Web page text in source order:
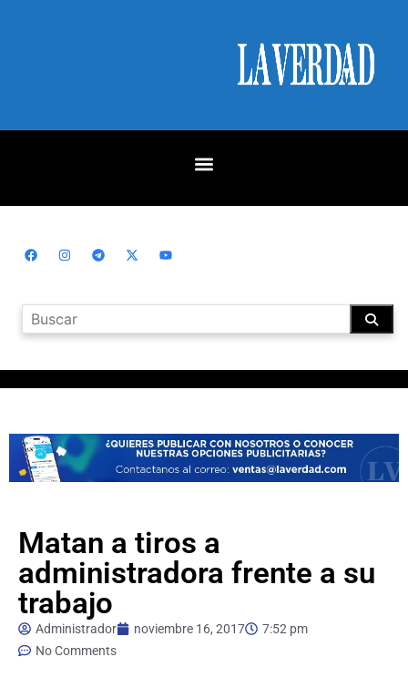
Matan a tiros a
administradora frente a su
trabajo
Administrador noviembre 16, 2017
7:52 pm
No Comments